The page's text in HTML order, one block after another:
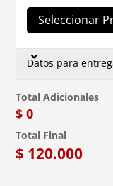
Seleccionar
Datos para
Total Adicionales
$ 0
Total Final
$ 120.000